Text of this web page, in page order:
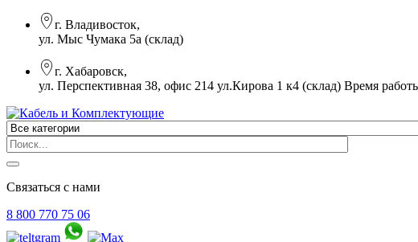
г. Владивосток,
ул. Мыс Чумака 5а (склад)
г. Хабаровск,
ул. Перспективная 38, офис 214 ул.Кирова 1 к4 (склад) Время
Связаться с нами
8 800 770 75 06